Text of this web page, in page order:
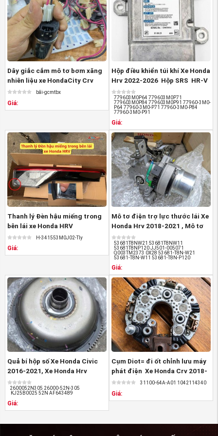
Dây giắc cắm mô tơ bơm xăng
nhiên liệu xe HondaCity Crv
CR-V Brv ...bãi-gcmtbx
Giá:
Hộp điều khiển túi khí Xe Honda
Hrv 2022-2026 Hộp SRS HR-V
...
779603M0P64 779603M0P71
779603M0P84 779603M0P91 77960-3M0-
P64 77960-3M0-P71 77960-3M0-P84
77960-3M0-P91
Giá:
Thanh lý Đèn hậu miếng trong
bên lái xe Honda HRV
H-341553M0J02-Tly
Giá:
Mô tơ điện trợ lực thước lái Xe
Honda Hrv 2018-2021 , Mô tơ
thước ...
53681T8NW21 53681T8NW11
53681T8NP120 JJ501-005071
Q003TM2373 0X28 53681-T8N-W21
53681-T8N-W11 53681-T8N-P120
Giá:
Quả bí hộp số Xe Honda Civic
2016-2021, Xe Honda Hrv
2018-2021 ,Bộ ...
2600052N305 26000-52N-305
KJ25B0025 52N AF643489
Giá:
Cụm Diot= đi ốt chỉnh lưu máy
phát điện Xe Honda Crv 2018-
2026, ...
31100-64A-A01 1042114340
Giá: